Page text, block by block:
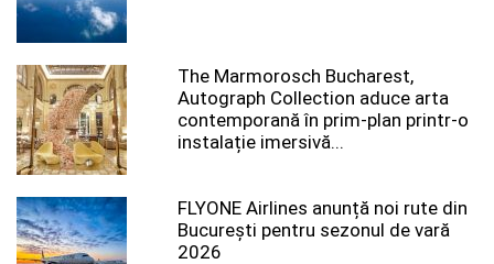
The Marmorosch Bucharest,
Autograph Collection aduce arta
contemporană în prim-plan printr-o
instalație imersivă...
FLYONE Airlines anunță noi rute din
București pentru sezonul de vară
2026